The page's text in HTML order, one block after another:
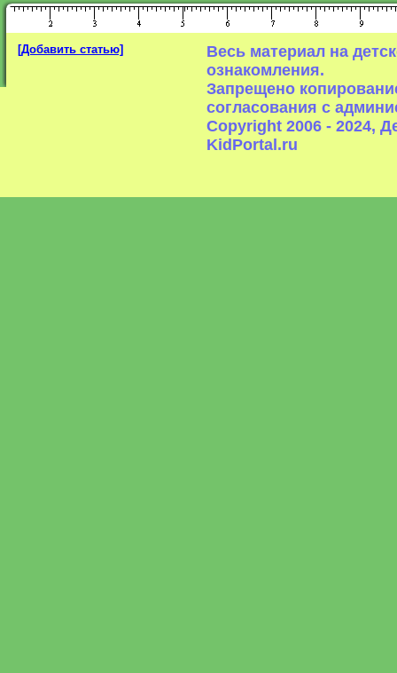
[Добавить статью]
Весь материал на
ознакомления.
Запрещено
согласования с
Copyright 2006 - 2024,
KidPortal.ru